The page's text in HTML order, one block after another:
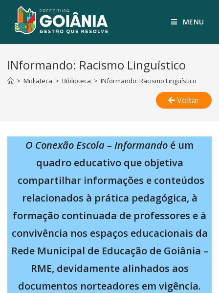
MENU
INformando: Racismo Linguístico
> Midiateca > Biblioteca > INformando: Racismo Linguístico
Voltar
O Conexão Escola – Informando é um
quadro educativo que objetiva
compartilhar informações e conteúdos
relacionados à prática pedagógica, à
formação continuada de professores e à
convivência nos espaços educacionais da
Rede Municipal de Educação de Goiânia –
RME, devidamente alinhados aos
documentos norteadores em vigência.